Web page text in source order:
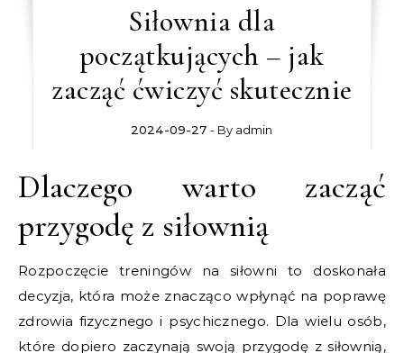
Siłownia dla
początkujących – jak
zacząć ćwiczyć skutecznie
2024-09-27 - By admin
Dlaczego warto zacząć
przygodę z siłownią
Rozpoczęcie treningów na siłowni to doskonała
decyzja, która może znacząco wpłynąć na poprawę
zdrowia fizycznego i psychicznego. Dla wielu osób,
które dopiero zaczynają swoją przygodę z siłownią,